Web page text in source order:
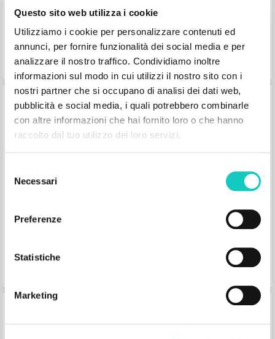
Questo sito web utilizza i cookie
Utilizziamo i cookie per personalizzare contenuti ed
annunci, per fornire funzionalità dei social media e per
analizzare il nostro traffico. Condividiamo inoltre
informazioni sul modo in cui utilizzi il nostro sito con i
nostri partner che si occupano di analisi dei dati web,
pubblicità e social media, i quali potrebbero combinarle
con altre informazioni che hai fornito loro o che hanno
raccolto dal tuo utilizzo dei loro servizi.
delNecessari
Preferenze
Statistiche
Marketing
Zmysł religijny
Perché la Chiesa: Volume terzo del
PerCorso